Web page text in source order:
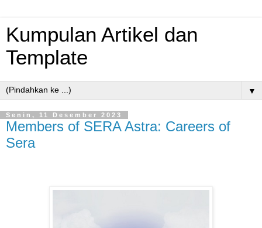
Kumpulan Artikel dan
Template
▼
Senin, 11 Desember 2023
Members of SERA Astra: Careers of
Sera